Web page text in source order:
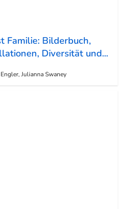
Familie: Bilderbuch,
Diversität und...
Julianna Swaney